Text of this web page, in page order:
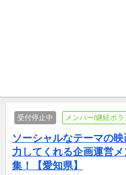
受付停止中 メンバー/継続ボ
ソーシャルなテーマの
力してくれる企画運営
集！【愛知県】